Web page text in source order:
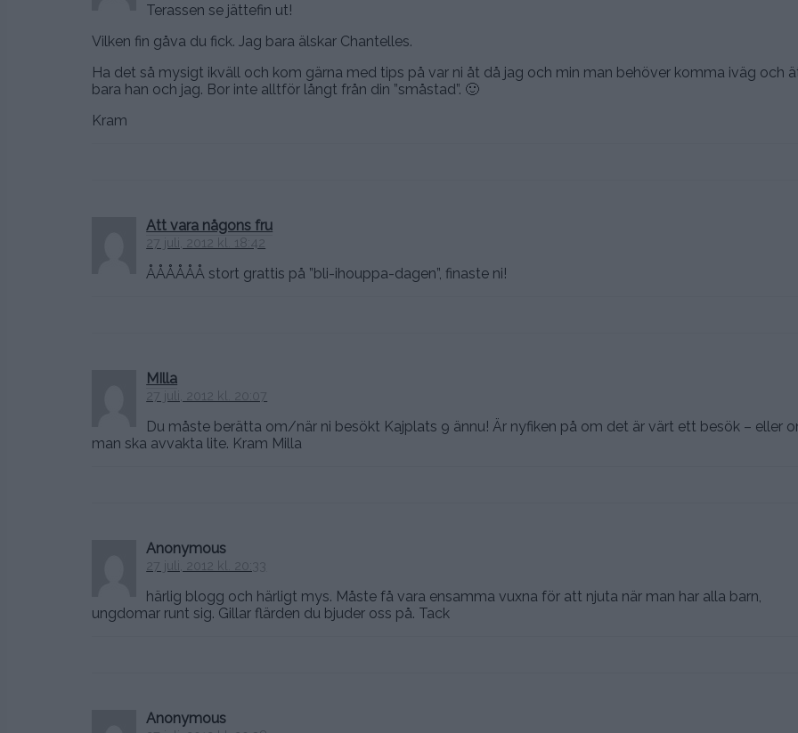
Terassen se jättefin ut!
Vilken fin gåva du fick. Jag bara älskar Chantelles.
Ha det så mysigt ikväll och kom gärna med tips på var ni åt då jag och min man behöver komma iväg och
bara han och jag. Bor inte alltför långt från din ”småstad”. 🙂
Kram
Att vara någons fru
27 juli, 2012 kl. 18:42
ÅÅÅÅÅÅ stort grattis på ”bli-ihouppa-dagen”, finaste ni!
MIlla
27 juli, 2012 kl. 20:07
Du måste berätta om/när ni besökt Kajplats 9 ännu! Är nyfiken på om det är värt ett besök – eller
man ska avvakta lite. Kram Milla
Anonymous
27 juli, 2012 kl. 20:33
härlig blogg och härligt mys. Måste få vara ensamma vuxna för att njuta när man har alla barn,
ungdomar runt sig. Gillar flärden du bjuder oss på. Tack
Anonymous